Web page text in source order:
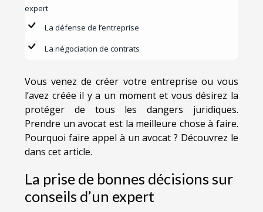
expert
La défense de l’entreprise
La négociation de contrats
Vous venez de créer votre entreprise ou vous
l’avez créée il y a un moment et vous désirez la
protéger de tous les dangers juridiques.
Prendre un avocat est la meilleure chose à faire.
Pourquoi faire appel à un avocat ? Découvrez le
dans cet article.
La prise de bonnes décisions sur
conseils d’un expert